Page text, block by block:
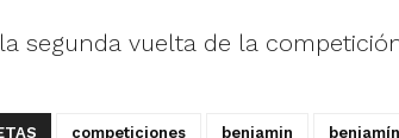
segunda vuelta de la
competiciones benjamin